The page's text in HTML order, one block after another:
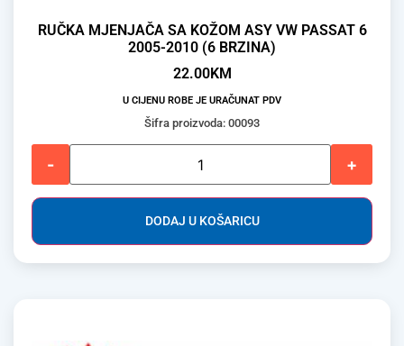
RUČKA MJENJAČA SA KOŽOM ASY VW PASSAT 6
2005-2010 (6 BRZINA)
22.00KM
U CIJENU ROBE JE URAČUNAT PDV
Šifra proizvoda: 00093
- +
DODAJ U KOŠARICU